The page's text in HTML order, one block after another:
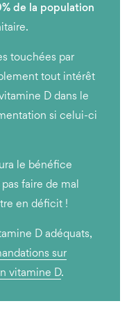
de la population
touchées par
tout intérêt
D dans le
si celui-ci
le bénéfice
faire de mal
en déficit !
D adéquats,
sur
vitamine D.